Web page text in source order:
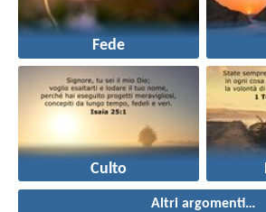
Fede
Culto
Altri argomenti…